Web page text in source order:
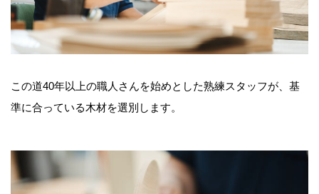
この道40年以上の職人さんを始めとした熟練スタッフが、基
準に合っている木材を選別します。